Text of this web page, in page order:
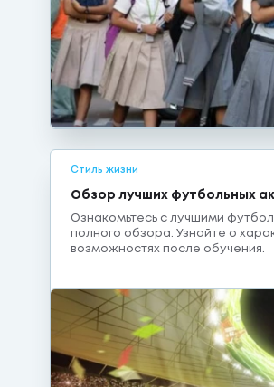
Стиль жизни
Обзор лучших футбольных
Ознакомьтесь с лучшими
полного обзора. Узнайте о
возможностях после обучения.